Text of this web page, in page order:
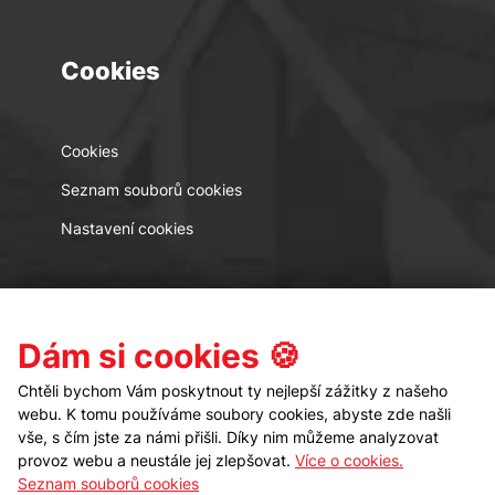
Cookies
Cookies
Seznam souborů cookies
Nastavení cookies
Kontakt Sledujte nás
Dám si cookies 🍪
Chtěli bychom Vám poskytnout ty nejlepší zážitky z našeho
webu. K tomu používáme soubory cookies, abyste zde našli
vše, s čím jste za námi přišli. Díky nim můžeme analyzovat
provoz webu a neustále jej zlepšovat. Více o cookies.
Seznam souborů cookies